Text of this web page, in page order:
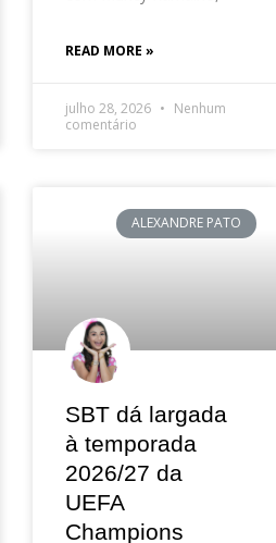
READ MORE »
julho 28, 2026
Nenhum
comentário
ALEXANDRE PATO
SBT dá largada
à temporada
2026/27 da
UEFA
Champions